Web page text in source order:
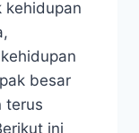
kehidupan
besar
terus
ini